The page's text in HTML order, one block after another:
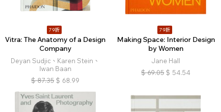
79折
Vitra: The Anatomy of a Design
Company
Deyan Sudjic、Karen Stein、
Iwan Baan
$ 87.35 $ 68.99
79折
Making Space: Interior Design
by Women
Jane Hall
$ 69.05 $ 54.54